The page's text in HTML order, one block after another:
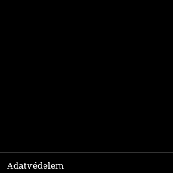
Adatvédelem